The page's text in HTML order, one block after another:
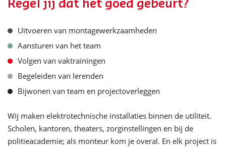
Regel jij dat het goed gebeurt?
Uitvoeren van montagewerkzaamheden
Aansturen van het team
Volgen van vaktrainingen
Begeleiden van lerenden
Bijwonen van team en projectoverleggen
Wij maken elektrotechnische installaties binnen de utiliteit.
Scholen, kantoren, theaters, zorginstellingen en bij de
politieacademie; als monteur kom je overal. En elk project is